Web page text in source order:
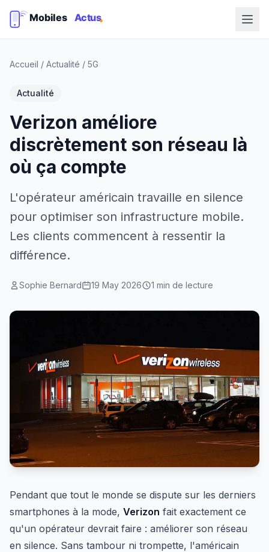
Accueil / Actualité / 5G
Actualité
Verizon améliore
discrètement son réseau là
où ça compte
L'opérateur américain travaille en silence
pour optimiser son infrastructure mobile.
Les clients commencent à ressentir la
différence.
Sophie Bernard 19 May 2026 1 min de lecture
Pendant que tout le monde se dispute sur les derniers
smartphones à la mode, Verizon fait exactement ce
qu'un opérateur devrait faire : améliorer son réseau
en silence. Sans tambour ni trompette, l'américain